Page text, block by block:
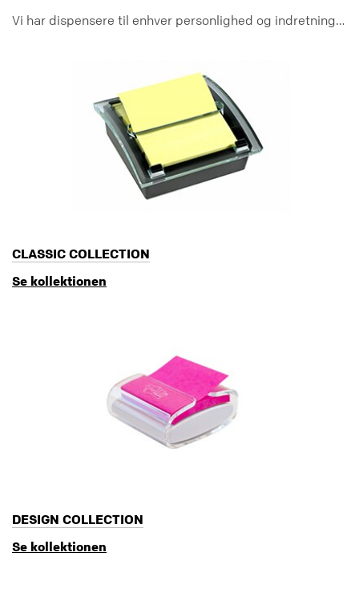
Vi har dispensere til enhver personlighed og indretning…
CLASSIC COLLECTION
Se kollektionen
DESIGN COLLECTION
Se kollektionen